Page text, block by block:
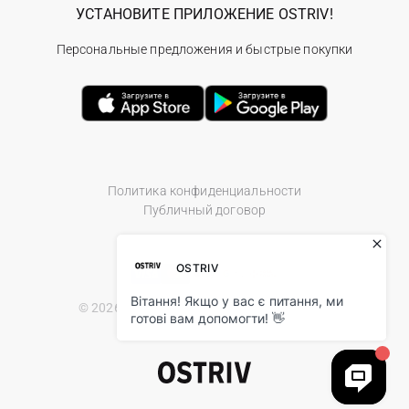
Политика конфиденциальности
Публичный договор
© 2026 Ostriv.ua Store. All Rights Reserved.
УСТАНОВИТЕ ПРИЛОЖЕНИЕ OSTRIV!
Персональные предложения и быстрые покупки